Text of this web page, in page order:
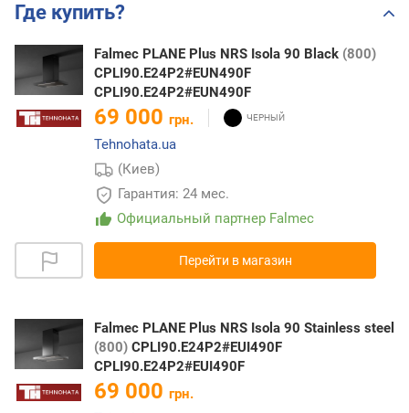
Где купить?
Falmec PLANE Plus NRS Isola 90 Black (800)
CPLI90.E24P2#EUN490F
CPLI90.E24P2#EUN490F
69 000 грн.
Tehnohata.ua
(Киев)
Гарантия: 24 мес.
Официальный партнер Falmec
Перейти в магазин
Falmec PLANE Plus NRS Isola 90 Stainless steel
(800) CPLI90.E24P2#EUI490F
CPLI90.E24P2#EUI490F
69 000 грн.